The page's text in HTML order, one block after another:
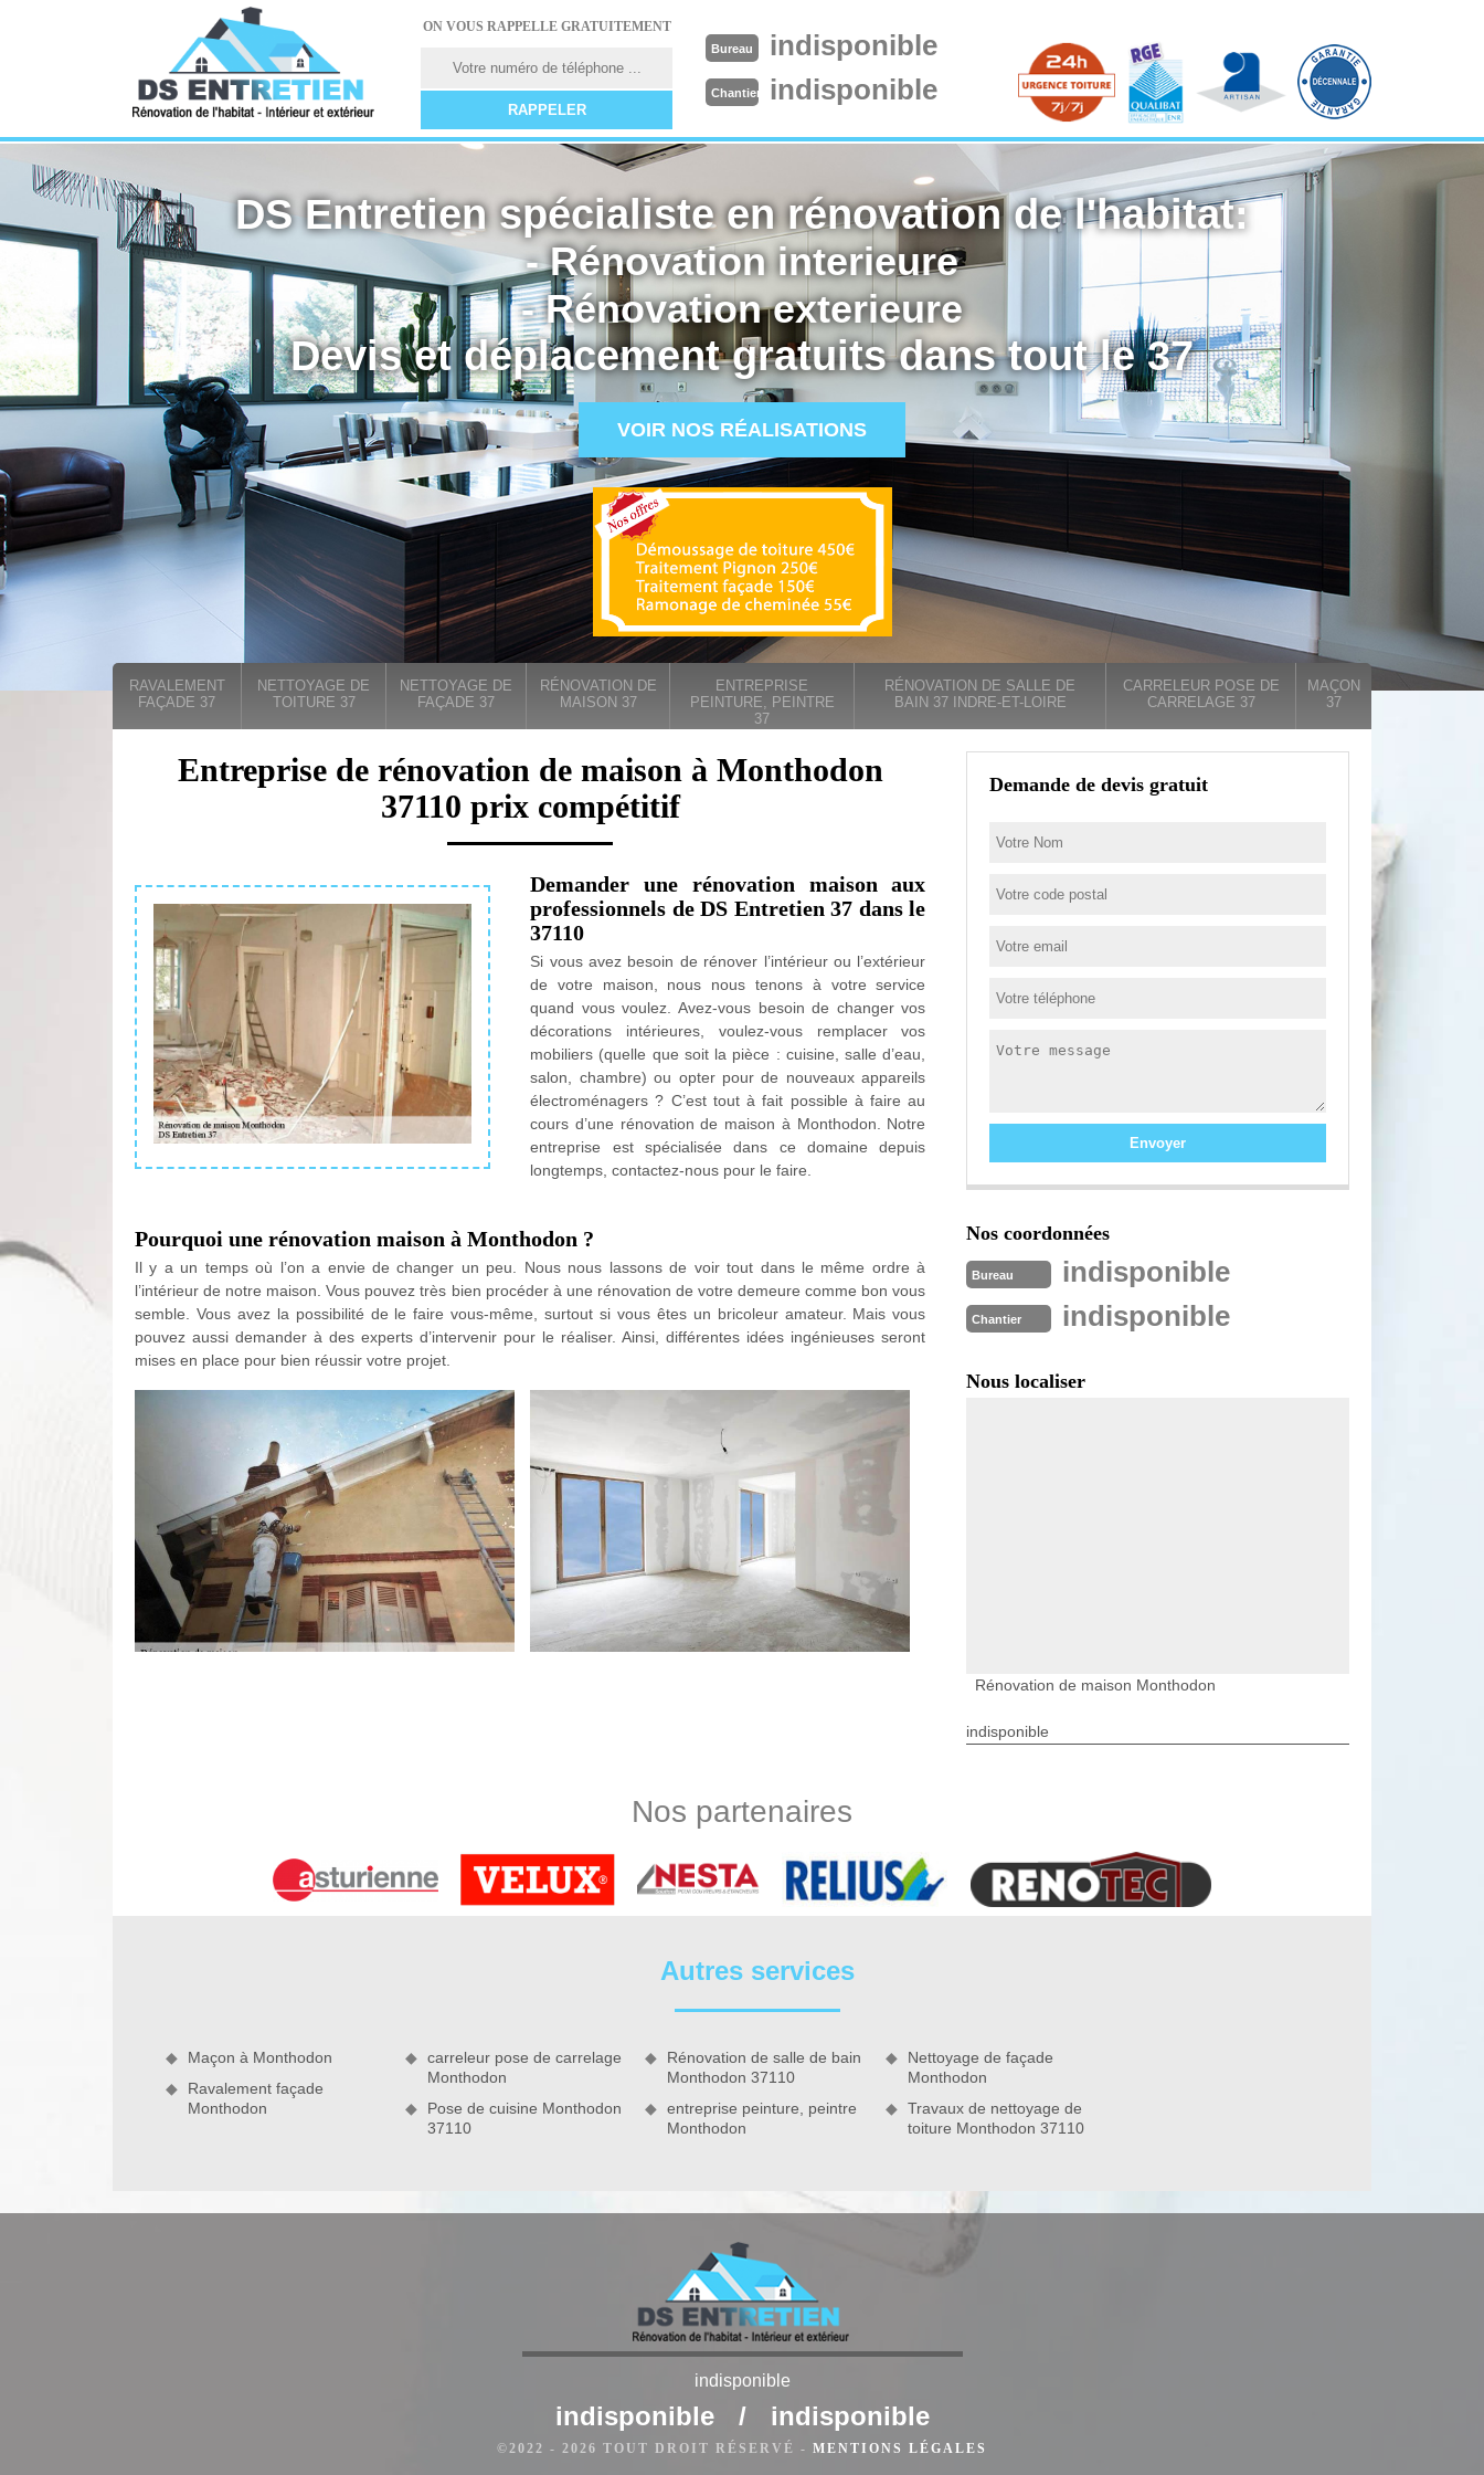
ON VOUS RAPPELLE GRATUITEMENT
Bureau indisponible
Chantier indisponible
DS Entretien spécialiste en rénovation de l'habitat:
- Rénovation interieure
- Rénovation exterieure
Devis et déplacement gratuits dans tout le 37
VOIR NOS RÉALISATIONS
RAVALEMENT
FAÇADE 37
NETTOYAGE DE
TOITURE 37
NETTOYAGE DE
FAÇADE 37
RÉNOVATION DE
MAISON 37
ENTREPRISE
PEINTURE, PEINTRE
37
RÉNOVATION DE SALLE DE
BAIN 37 INDRE-ET-LOIRE
CARRELEUR POSE DE
CARRELAGE 37
MAÇON
37
Entreprise de rénovation de maison à Monthodon
37110 prix compétitif
Demander une rénovation maison aux
professionnels de DS Entretien 37 dans le
37110
Si vous avez besoin de rénover l’intérieur ou l’extérieur
de votre maison, nous nous tenons à votre service
quand vous voulez. Avez-vous besoin de changer vos
décorations intérieures, voulez-vous remplacer vos
mobiliers (quelle que soit la pièce : cuisine, salle d’eau,
salon, chambre) ou opter pour de nouveaux appareils
électroménagers ? C’est tout à fait possible à faire au
cours d’une rénovation de maison à Monthodon. Notre
entreprise est spécialisée dans ce domaine depuis
longtemps, contactez-nous pour le faire.
Pourquoi une rénovation maison à Monthodon ?
Il y a un temps où l’on a envie de changer un peu. Nous nous lassons de voir tout dans le même ordre à
l’intérieur de notre maison. Vous pouvez très bien procéder à une rénovation de votre demeure comme bon vous
semble. Vous avez la possibilité de le faire vous-même, surtout si vous êtes un bricoleur amateur. Mais vous
pouvez aussi demander à des experts d’intervenir pour le réaliser. Ainsi, différentes idées ingénieuses seront
mises en place pour bien réussir votre projet.
travaux à faire. Nous ne manquons pas d’inspirations pour décorer convenablement l’intérieur de votre maison.
Notre entreprise rénovation d'intérieur à Monthodon pour un projet très
l’intérieur de votre maison peut aussi s’agir de l’électricité, l’installation sanitaire ou le chauffage. Sinon, vous
Service de DS Entretien 37, l’artisan rénovation d’intérieurs dans toute la région
Qui que vous soyez, particuliers ou professionnels, nous pouvons nous charger sans problème de votre
logement pour le changer et le rénover comme il se doit. Vous aimerez donner une nouvelle touche personnelle
à une maison dont vous êtes propriétaire ? En faisant appel à notre entreprise, vous faites le choix d’un associé
Demande de devis gratuit
Nos coordonnées
Bureau indisponible
Chantier indisponible
Nous localiser
Rénovation de maison Monthodon
indisponible
Nos partenaires
Autres services
Maçon à Monthodon
Ravalement façade
Monthodon
carreleur pose de carrelage
Monthodon
Pose de cuisine Monthodon
37110
Rénovation de salle de bain
Monthodon 37110
entreprise peinture, peintre
Monthodon
Nettoyage de façade
Monthodon
Travaux de nettoyage de
toiture Monthodon 37110
indisponible
indisponible / indisponible
©2022 - 2026 TOUT DROIT RÉSERVÉ - MENTIONS LÉGALES